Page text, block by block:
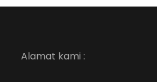
Alamat kami :